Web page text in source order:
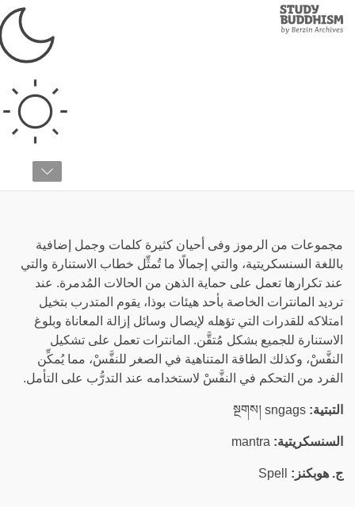
Study
Buddhism
مجموعات من الرموز وفى أحيان كثيرة كلمات وجمل إضافية
باللغة السنسكريتية، والتي إجمالًا ما تُمثِّل خطاب الاستنارة والتي
عند تكرارها تعمل على حماية الذهن من الحالات المُدمرة. عند
ترديد المانترات الخاصة بأحد هيئات بوذا، يقوم المتدرب بتخيل
امتلاكه للقدرات التي تؤهله لإيصال وسائل إزالة المعاناة وبلوغ
الاستنارة للجميع بشكل مُتقَّن. المانترات تعمل على تشكيل
النفَّسْ، وكذلك الطاقة المتناهية في الصغر للنفَّسْ، مما يُمكِّن
الفرد من التحكم في النفَّسْ لاستخدامه عند التدرُّب على التأمل.
التبتية:
السنسكريتية:
ج. هوبكنز: